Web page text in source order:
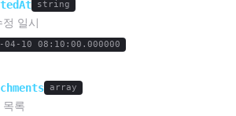
string
일시
04-10 08:10:00.000000
array
목록